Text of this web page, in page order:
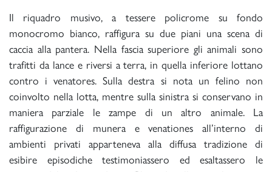
Il riquadro musivo, a tessere policrome su fondo
monocromo bianco, raffigura su due piani una scena di
caccia alla pantera. Nella fascia superiore gli animali sono
trafitti da lance e riversi a terra, in quella inferiore lottano
contro i venatores. Sulla destra si nota un felino non
coinvolto nella lotta, mentre sulla sinistra si conservano in
maniera parziale le zampe di un altro animale. La
raffigurazione di munera e venationes all’interno di
ambienti privati apparteneva alla diffusa tradizione di
esibire episodiche testimoniassero ed esaltassero le